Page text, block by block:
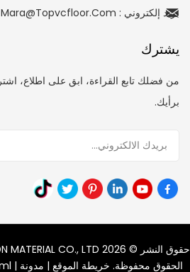
بريد إلكتروني : Mara@topvcfloor.com
يشترك
من فضلك تابع القراءة، ابق على اطلاع،
برأيك.
الحقوق محفوظة. خريطة الموقع | مدونة |